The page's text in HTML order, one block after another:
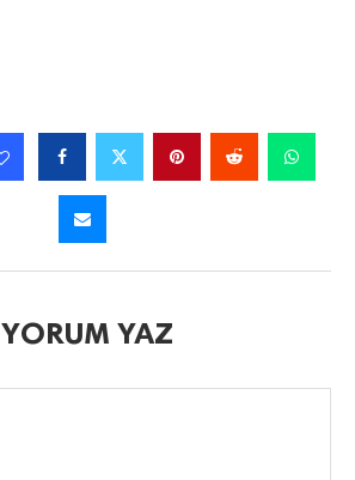
YORUM YAZ